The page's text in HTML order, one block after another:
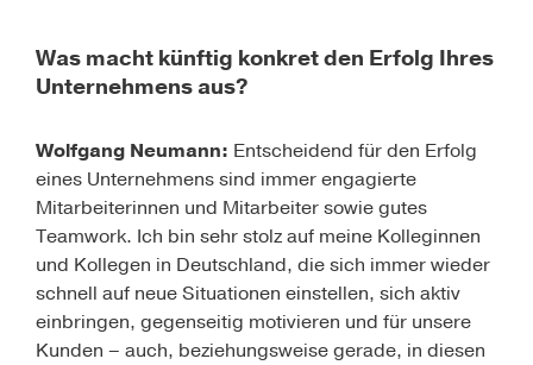
Was macht künftig konkret den Erfolg Ihres
Unternehmens aus?
Wolfgang Neumann: Entscheidend für den Erfolg
eines Unternehmens sind immer engagierte
Mitarbeiterinnen und Mitarbeiter sowie gutes
Teamwork. Ich bin sehr stolz auf meine Kolleginnen
und Kollegen in Deutschland, die sich immer wieder
schnell auf neue Situationen einstellen, sich aktiv
einbringen, gegenseitig motivieren und für unsere
Kunden – auch, beziehungsweise gerade, in diesen